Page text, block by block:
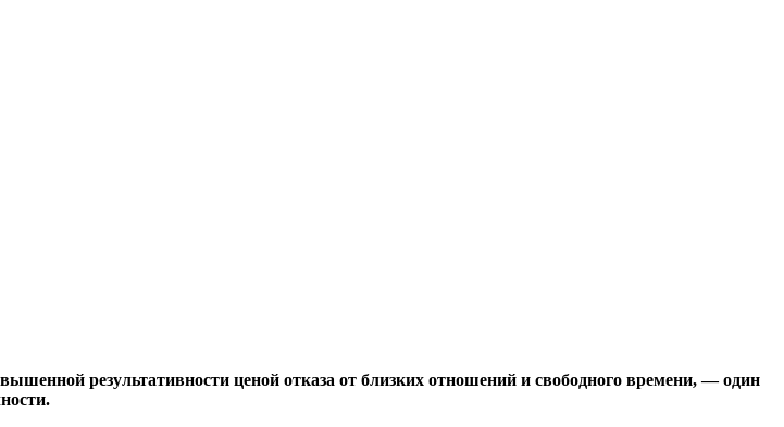
результативности ценой отказа от близких отношений и свободного времени, — один